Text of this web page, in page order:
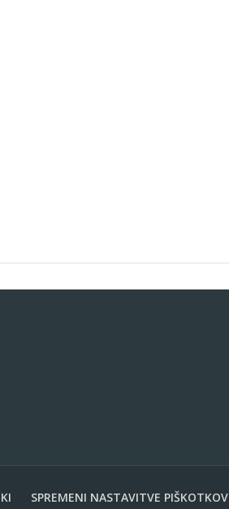
SPREMENI NASTAVITVE PIŠKOTKOV